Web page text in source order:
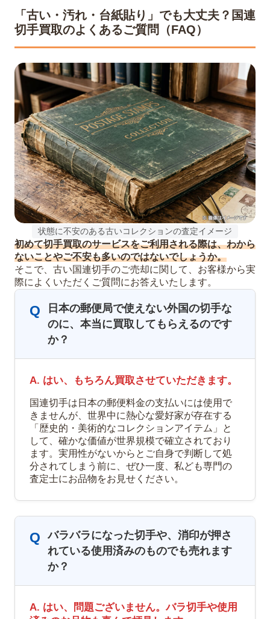
「古い・汚れ・台紙貼り」でも大丈夫？国連
切手買取のよくあるご質問（FAQ）
状態に不安のある古いコレクションの査定イメージ
初めて切手買取のサービスをご利用される際は、わから
ないことやご不安も多いのではないでしょうか。
そこで、古い国連切手のご売却に関して、お客様から実
際によくいただくご質問にお答えいたします。
Q
日本の郵便局で使えない外国の切手な
のに、本当に買取してもらえるのです
か？
A. はい、もちろん買取させていただきます。
国連切手は日本の郵便料金の支払いには使用で
きませんが、世界中に熱心な愛好家が存在する
「歴史的・美術的なコレクションアイテム」と
して、確かな価値が世界規模で確立されており
ます。実用性がないからとご自身で判断して処
分されてしまう前に、ぜひ一度、私ども専門の
査定士にお品物をお見せください。
Q
バラバラになった切手や、消印が押さ
れている使用済みのものでも売れます
か？
A. はい、問題ございません。バラ切手や使用